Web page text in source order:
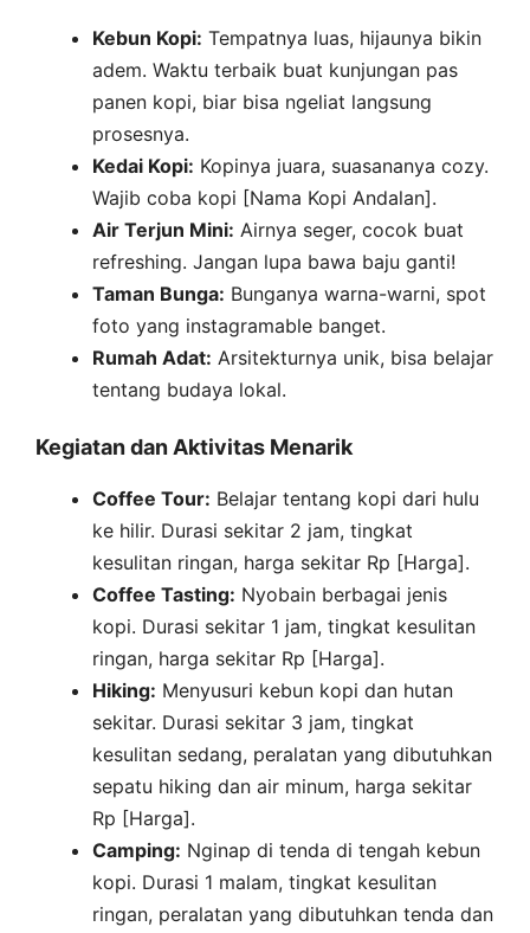
Kebun Kopi: Tempatnya luas, hijaunya bikin
adem. Waktu terbaik buat kunjungan pas
panen kopi, biar bisa ngeliat langsung
prosesnya.
Kedai Kopi: Kopinya juara, suasananya cozy.
Wajib coba kopi [Nama Kopi Andalan].
Air Terjun Mini: Airnya seger, cocok buat
refreshing. Jangan lupa bawa baju ganti!
Taman Bunga: Bunganya warna-warni, spot
foto yang instagramable banget.
Rumah Adat: Arsitekturnya unik, bisa belajar
tentang budaya lokal.
Kegiatan dan Aktivitas Menarik
Coffee Tour: Belajar tentang kopi dari hulu
ke hilir. Durasi sekitar 2 jam, tingkat
kesulitan ringan, harga sekitar Rp [Harga].
Coffee Tasting: Nyobain berbagai jenis
kopi. Durasi sekitar 1 jam, tingkat kesulitan
ringan, harga sekitar Rp [Harga].
Hiking: Menyusuri kebun kopi dan hutan
sekitar. Durasi sekitar 3 jam, tingkat
kesulitan sedang, peralatan yang dibutuhkan
sepatu hiking dan air minum, harga sekitar
Rp [Harga].
Camping: Nginap di tenda di tengah kebun
kopi. Durasi 1 malam, tingkat kesulitan
ringan, peralatan yang dibutuhkan tenda dan